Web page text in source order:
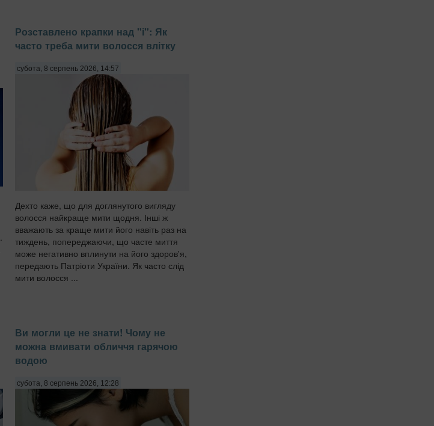
Розставлено крапки над "і": Як
часто треба мити волосся влітку
субота, 8 серпень 2026, 14:57
Дехто каже, що для доглянутого вигляду
волосся найкраще мити щодня. Інші ж
вважають за краще мити його навіть раз на
тиждень, попереджаючи, що часте миття
може негативно вплинути на його здоров'я,
передають Патріоти України. Як часто слід
мити волосся ...
Ви могли це не знати! Чому не
можна вмивати обличчя гарячою
водою
субота, 8 серпень 2026, 12:28